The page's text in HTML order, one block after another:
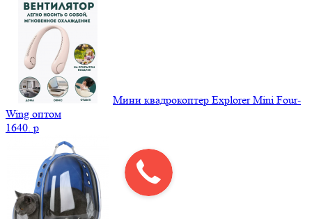
Мини квадрокоптер Explorer Mini Four-
Wing оптом
1640. p